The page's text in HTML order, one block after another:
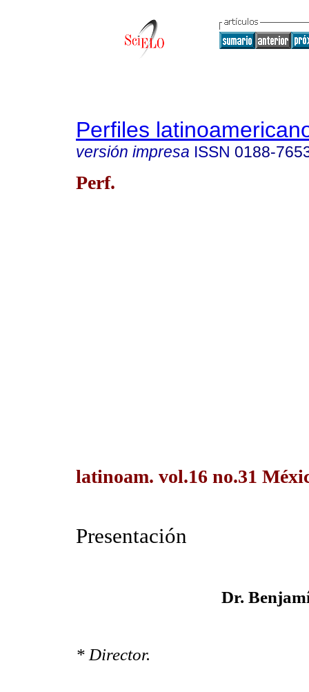
Perfiles
versión impresa ISSN 0188-
Perf.
latinoam. vol.16 no.31
Presentación
Dr.
* Director.